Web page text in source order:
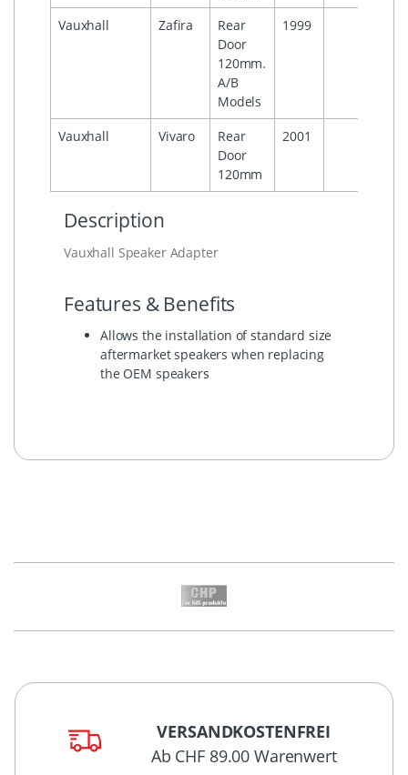
Vauxhall Zafira
Rear
Door
120mm.
A/B
Models
1999
Vauxhall Vivaro
Rear
Door
120mm
2001
Description
Vauxhall Speaker Adapter
Features & Benefits
Allows the installation of standard size
aftermarket speakers when replacing
the OEM speakers
VERSANDKOSTENFREI
Ab CHF 89.00 Warenwert